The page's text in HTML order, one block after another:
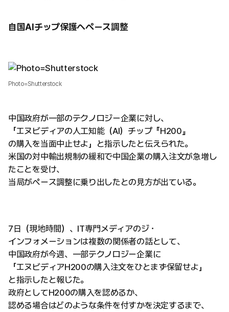
自国AIチップ保護へペース調整
Photo=Shutterstock
中国政府が一部のテクノロジー企業に対し、
「エヌビディアの人工知能（AI）チップ『H200』
の購入を当面中止せよ」と指示したと伝えられた。
米国の対中輸出規制の緩和で中国企業の購入注文が急増し
たことを受け、
当局がペース調整に乗り出したとの見方が出ている。
7日（現地時間）、IT専門メディアのジ・
インフォメーションは複数の関係者の話として、
中国政府が今週、一部テクノロジー企業に
「エヌビディアH200の購入注文をひとまず保留せよ」
と指示したと報じた。
政府としてH200の購入を認めるか、
認める場合はどのような条件を付すかを決定するまで、